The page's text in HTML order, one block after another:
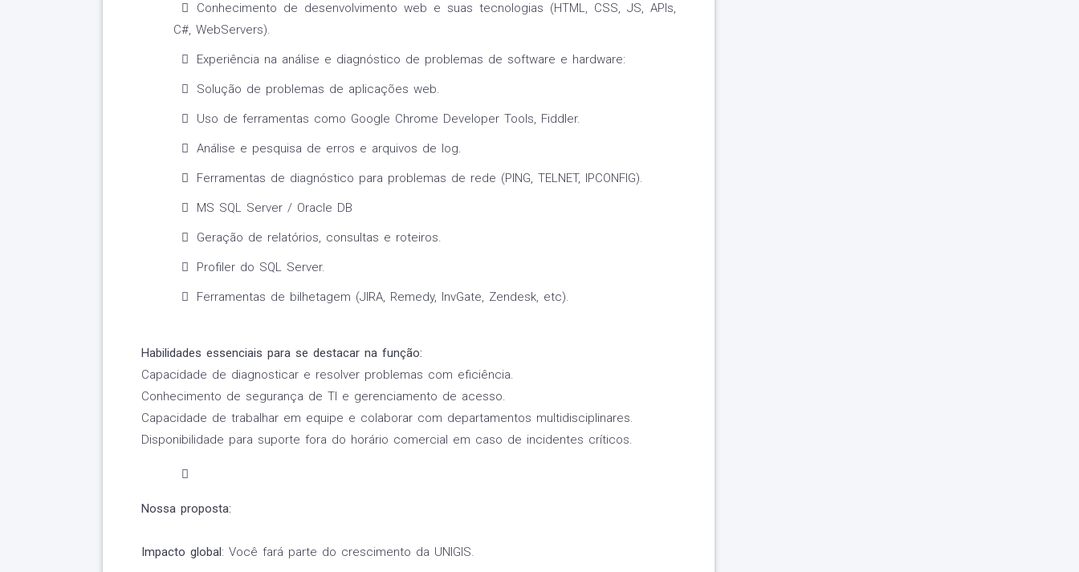
Conhecimento de desenvolvimento web e suas tecnologias (HTML, CSS, JS, APIs,
C#, WebServers).
Experiência na análise e diagnóstico de problemas de software e hardware:
Solução de problemas de aplicações web.
Uso de ferramentas como Google Chrome Developer Tools, Fiddler.
Análise e pesquisa de erros e arquivos de log.
Ferramentas de diagnóstico para problemas de rede (PING, TELNET, IPCONFIG).
MS SQL Server / Oracle DB
Geração de relatórios, consultas e roteiros.
Profiler do SQL Server.
Ferramentas de bilhetagem (JIRA, Remedy, InvGate, Zendesk, etc).
Habilidades essenciais para se destacar na função:
Capacidade de diagnosticar e resolver problemas com eficiência.
Conhecimento de segurança de TI e gerenciamento de acesso.
Capacidade de trabalhar em equipe e colaborar com departamentos multidisciplinares.
Disponibilidade para suporte fora do horário comercial em caso de incidentes críticos.
Nossa proposta:
Impacto global: Você fará parte do crescimento da UNIGIS.